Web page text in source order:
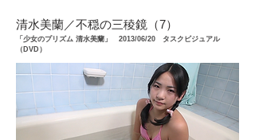
清水美蘭／不穏の三稜鏡（7）
「少女のプリズム 清水美蘭」 2013/06/20 タスクビジュアル
（DVD）